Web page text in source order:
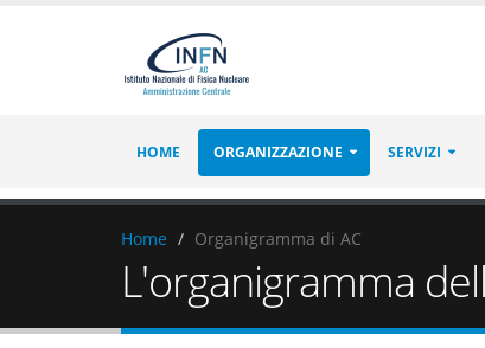
HOME ORGANIZZAZIONE SERVIZI
Home Organigramma di AC
L'organigramma